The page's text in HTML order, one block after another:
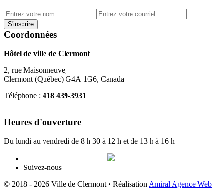
Coordonnées
Hôtel de ville de Clermont
2, rue Maisonneuve,
Clermont (Québec) G4A 1G6, Canada
Téléphone : 418 439-3931
Heures d'ouverture
Du lundi au vendredi de 8 h 30 à 12 h et de 13 h à 16 h
Suivez-nous
© 2018 - 2026 Ville de Clermont • Réalisation Amiral Agence Web